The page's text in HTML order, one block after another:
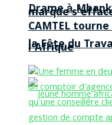
marque
l’Afrique
Drame à
CAMTEL
la Fête du